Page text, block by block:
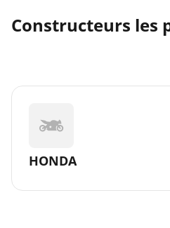
Constructeurs les
HONDA